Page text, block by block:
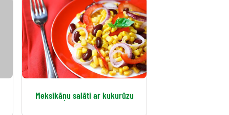
Meksikāņu salāti ar kukurūzu